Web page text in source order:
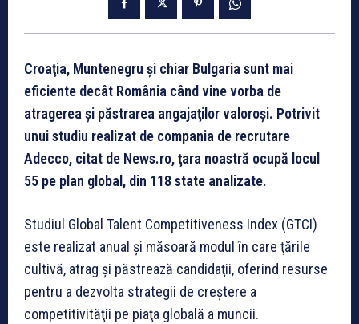
Croaţia, Muntenegru şi chiar Bulgaria sunt mai
eficiente decât România când vine vorba de
atragerea şi păstrarea angajaţilor valoroşi. Potrivit
unui studiu realizat de compania de recrutare
Adecco, citat de News.ro, ţara noastră ocupă locul
55 pe plan global, din 118 state analizate.
Studiul Global Talent Competitiveness Index (GTCI)
este realizat anual şi măsoară modul în care ţările
cultivă, atrag şi păstrează candidaţii, oferind resurse
pentru a dezvolta strategii de creştere a
competitivităţii pe piaţa globală a muncii.